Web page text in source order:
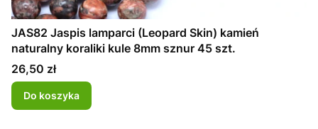
JAS82 Jaspis lamparci (Leopard Skin) kamień
naturalny koraliki kule 8mm sznur 45 szt.
Cena
26,50 zł
Do koszyka